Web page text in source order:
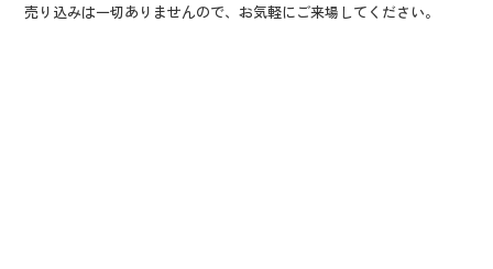
売り込みは一切ありませんので、お気軽にご来場してください。